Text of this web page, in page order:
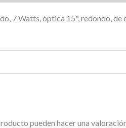
7 Watts, óptica 15°, redondo,
pueden hacer una